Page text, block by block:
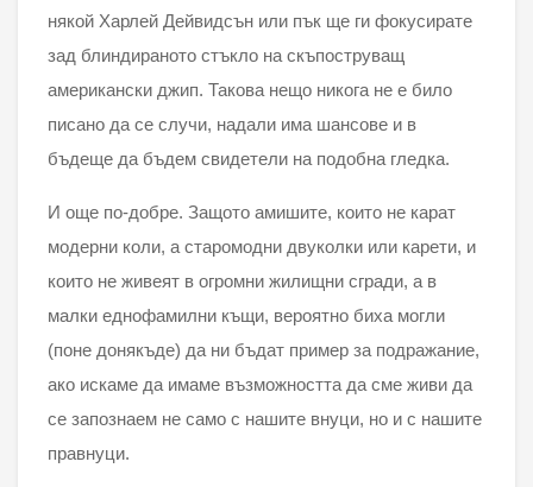
някой Харлей Дейвидсън или пък ще ги фокусирате
зад блиндираното стъкло на скъпоструващ
американски джип. Такова нещо никога не е било
писано да се случи, надали има шансове и в
бъдеще да бъдем свидетели на подобна гледка.
И още по-добре. Защото амишите, които не карат
модерни коли, а старомодни двуколки или карети, и
които не живеят в огромни жилищни сгради, а в
малки еднофамилни къщи, вероятно биха могли
(поне донякъде) да ни бъдат пример за подражание,
ако искаме да имаме възможността да сме живи да
се запознаем не само с нашите внуци, но и с нашите
правнуци.